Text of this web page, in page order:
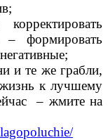
формировать
и те же грабли,
к лучшему
– жмите на